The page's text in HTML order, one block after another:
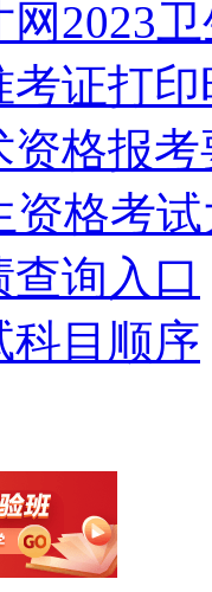
2023
考证打
资格报
资格考
询入口
科目顺序